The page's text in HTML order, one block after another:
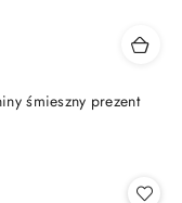
śmieszny prezent